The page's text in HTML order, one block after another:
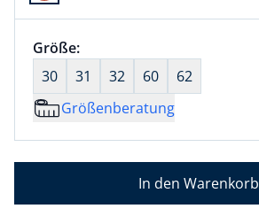
Größenauswahl:
Größe:nichts ausgewählt
30
31 32 60
62
Größenberatung
In den Warenkorb